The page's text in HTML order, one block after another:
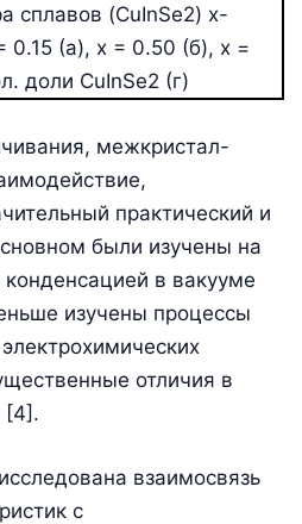
сплавов (CuInSe2) x-
0.15 (а), x = 0.50 (б), x =
доли CuInSe2 (г)
межкристал-
практический и
были изучены на
в вакууме
изучены процессы
отличия в
[4].
взаимосвязь
с